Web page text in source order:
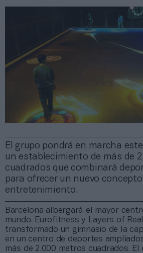
El grupo pondrá en marcha
un establecimiento de más de
cuadrados que combinará
para ofrecer un nuevo concepto
entretenimiento.
Barcelona albergará el mayor
mundo. Eurofitness y Layers of
transformado un gimnasio de la
en un centro de deportes
más de 2.000 metros cuadrados. El